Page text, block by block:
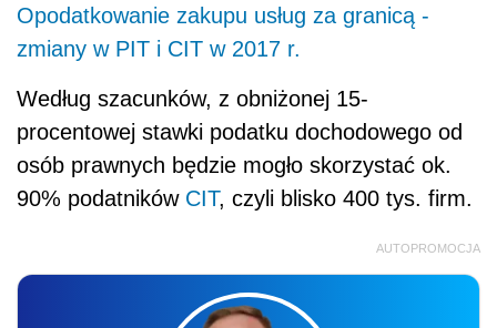
Opodatkowanie zakupu usług za granicą -
zmiany w PIT i CIT w 2017 r.
Według szacunków, z obniżonej 15-
procentowej stawki podatku dochodowego od
osób prawnych będzie mogło skorzystać ok.
90% podatników CIT, czyli blisko 400 tys. firm.
AUTOPROMOCJA